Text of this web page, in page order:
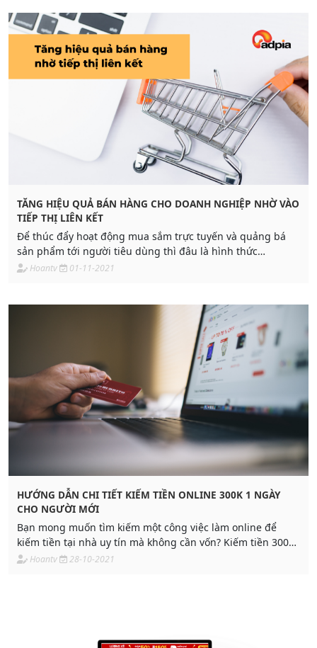
TĂNG HIỆU QUẢ BÁN HÀNG CHO DOANH NGHIỆP NHỜ VÀO
TIẾP THỊ LIÊN KẾT
Để thúc đẩy hoạt động mua sắm trực tuyến và quảng bá
sản phẩm tới người tiêu dùng thì đâu là hình thức
marketing tăng hiệu quả bán hàng cho doanh nghiệp?
Hoantv 01-11-2021
HƯỚNG DẪN CHI TIẾT KIẾM TIỀN ONLINE 300K 1 NGÀY
CHO NGƯỜI MỚI
Bạn mong muốn tìm kiếm một công việc làm online để
kiếm tiền tại nhà uy tín mà không cần vốn? Kiếm tiền 300k
1 ngày liệu có khó không? Câu trả lời sẽ có
Hoantv 28-10-2021